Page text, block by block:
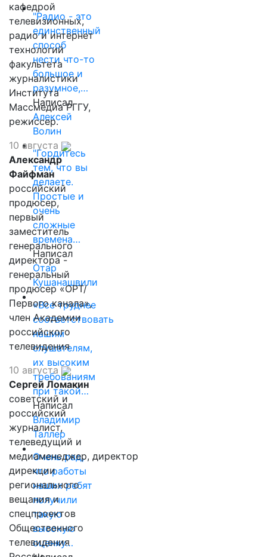
"Радио - это
единственный
способ
нести что-то
большое и
разумное,…
Написал
Алексей
Волин
"Гордитесь
тем, что вы
делаете.
Простые и
очень
сложные
времена…
Написал
Отар
Кушанашвили
«Все труднее
соответствовать
нашим
слушателям,
их высоким
требованиям
при такой…
Написал
Владимир
Таллер
Очень рад,
что работы
наших ребят
получили
такую
высокую
оценку…
кафедрой
телевизионных,
радио и интернет
технологий
факультета
журналистики
Института
Массмедиа РГГУ,
режиссер.
10 августа
Александр
Файфман
российский
продюсер,
первый
заместитель
генерального
директора -
генеральный
продюсер «ОРТ/
Первого канала»,
член Академии
российского
телевидения
10 августа
Сергей Ломакин
советский и
российский
журналист,
телеведущий и
медиаменеджер, директор
дирекции
регионального
вещания и
спецпроектов
Общественного
телевидения